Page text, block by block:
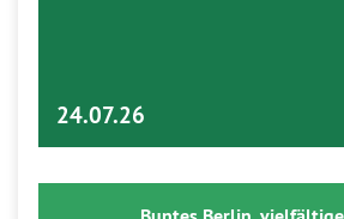
24.07.26